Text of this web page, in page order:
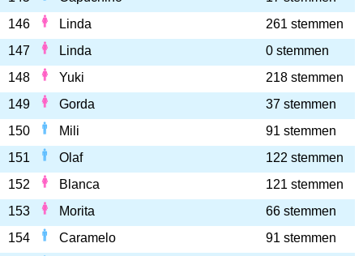
146
Linda
261 stemmen
147
Linda
0 stemmen
148
Yuki
218 stemmen
149
Gorda
37 stemmen
150
Mili
91 stemmen
151
Olaf
122 stemmen
152
Blanca
121 stemmen
153
Morita
66 stemmen
154
Caramelo
91 stemmen